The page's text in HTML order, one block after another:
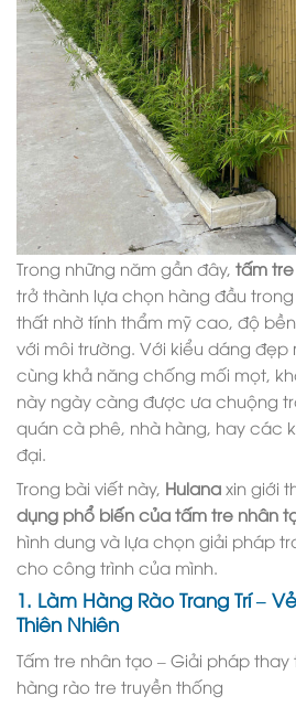
Trong những năm gần đây, tấm
trở thành lựa chọn hàng đầu
thất nhờ tính thẩm mỹ cao, độ
với môi trường. Với kiểu dáng đẹp
cùng khả năng chống mối mọt,
này ngày càng được ưa chuộng
quán cà phê, nhà hàng, hay các
đại.
Trong bài viết này, Hulana xin giới
dụng phổ biến của tấm tre nhân
hình dung và lựa chọn giải pháp
cho công trình của mình.
1. Làm Hàng Rào Trang Trí –
Thiên Nhiên
Tấm tre nhân tạo – Giải pháp
hàng rào tre truyền thống